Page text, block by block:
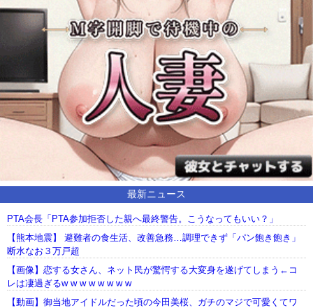
最新ニュース
PTA会長「PTA参加拒否した親へ最終警告。こうなってもいい？」
【熊本地震】 避難者の食生活、改善急務…調理できず「パン飽き飽き」
断水なお３万戸超
【画像】恋する女さん、ネット民が驚愕する大変身を遂げてしまう←コ
レは凄過ぎるw w w w w w w w
【動画】御当地アイドルだった頃の今田美桜、ガチのマジで可愛くてワ